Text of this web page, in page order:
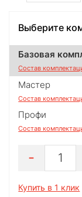
Выберите
Базовая
Состав
Мастер
Состав
Профи
Состав
1
Купить в 1 клик